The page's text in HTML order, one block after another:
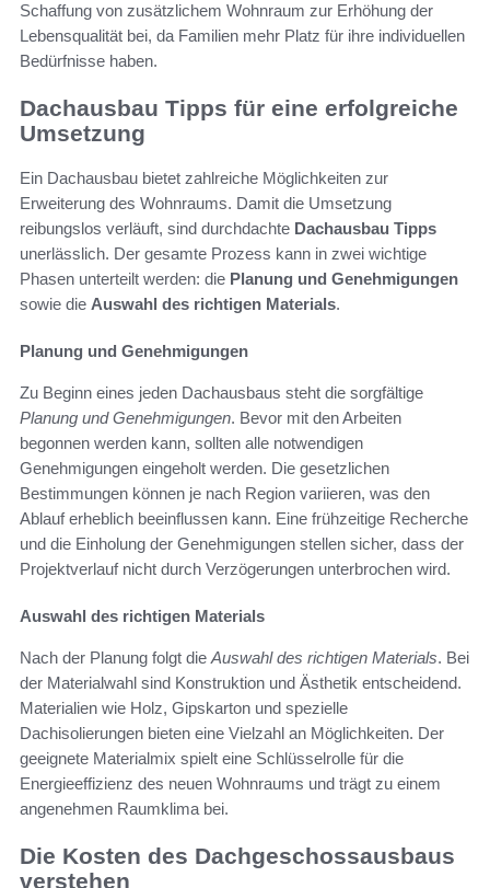
Schaffung von zusätzlichem Wohnraum zur Erhöhung der
Lebensqualität bei, da Familien mehr Platz für ihre individuellen
Bedürfnisse haben.
Dachausbau Tipps für eine erfolgreiche
Umsetzung
Ein Dachausbau bietet zahlreiche Möglichkeiten zur
Erweiterung des Wohnraums. Damit die Umsetzung
reibungslos verläuft, sind durchdachte Dachausbau Tipps
unerlässlich. Der gesamte Prozess kann in zwei wichtige
Phasen unterteilt werden: die Planung und Genehmigungen
sowie die Auswahl des richtigen Materials.
Planung und Genehmigungen
Zu Beginn eines jeden Dachausbaus steht die sorgfältige
Planung und Genehmigungen. Bevor mit den Arbeiten
begonnen werden kann, sollten alle notwendigen
Genehmigungen eingeholt werden. Die gesetzlichen
Bestimmungen können je nach Region variieren, was den
Ablauf erheblich beeinflussen kann. Eine frühzeitige Recherche
und die Einholung der Genehmigungen stellen sicher, dass der
Projektverlauf nicht durch Verzögerungen unterbrochen wird.
Auswahl des richtigen Materials
Nach der Planung folgt die Auswahl des richtigen Materials. Bei
der Materialwahl sind Konstruktion und Ästhetik entscheidend.
Materialien wie Holz, Gipskarton und spezielle
Dachisolierungen bieten eine Vielzahl an Möglichkeiten. Der
geeignete Materialmix spielt eine Schlüsselrolle für die
Energieeffizienz des neuen Wohnraums und trägt zu einem
angenehmen Raumklima bei.
Die Kosten des Dachgeschossausbaus
verstehen